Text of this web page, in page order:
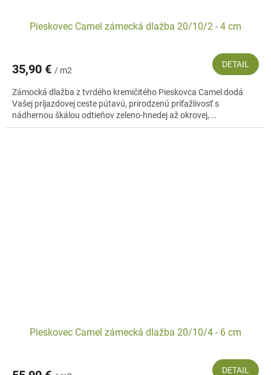
Pieskovec Camel zámecká dlažba 20/10/2 - 4 cm
35,90 € / m2
DETAIL
Zámocká dlažba z tvrdého kremičitého Pieskovca Camel dodá
Vašej príjazdovej ceste pútavú, prirodzenú príťažlivosť s
nádhernou škálou odtieňov zeleno-hnedej až okrovej,...
Pieskovec Camel zámecká dlažba 20/10/4 - 6 cm
DETAIL